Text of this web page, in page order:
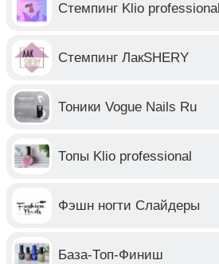
Стемпинг Klio professional
Стемпинг ЛакSHERY
Тоники Vogue Nails Ru
Топы Klio professional
Фэшн ногти Слайдеры
База-Топ-Финиш